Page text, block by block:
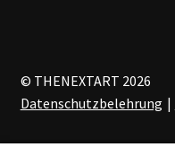
© THENEXTART 2026
Datenschutzbelehrung